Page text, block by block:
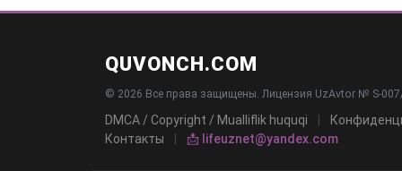
QUVONCH.COM
© 2026 Все права защищены. Лицензия UzAvtor № S-
DMCA / Copyright / Mualliflik huquqi
Контакты
📩 lifeuznet@yandex.com